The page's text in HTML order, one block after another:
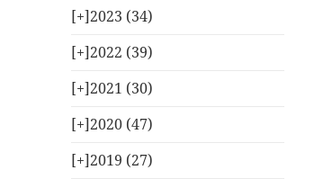
[+]2023 (34)
[+]2022 (39)
[+]2021 (30)
[+]2020 (47)
[+]2019 (27)